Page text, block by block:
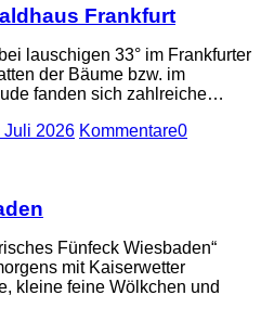
Frankfurt
lauschigen 33° im Frankfurter
der Bäume bzw. im
fanden sich zahlreiche…
Juli 2026 Kommentare0
Fünfeck Wiesbaden“
mit Kaiserwetter
kleine feine Wölkchen und